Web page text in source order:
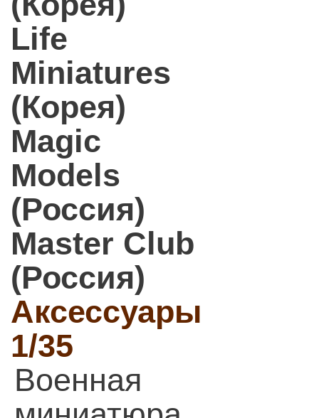
Life
Miniatures
(Корея)
Magic
Models
(Россия)
Master Club
(Россия)
Аксессуары
1/35
Военная